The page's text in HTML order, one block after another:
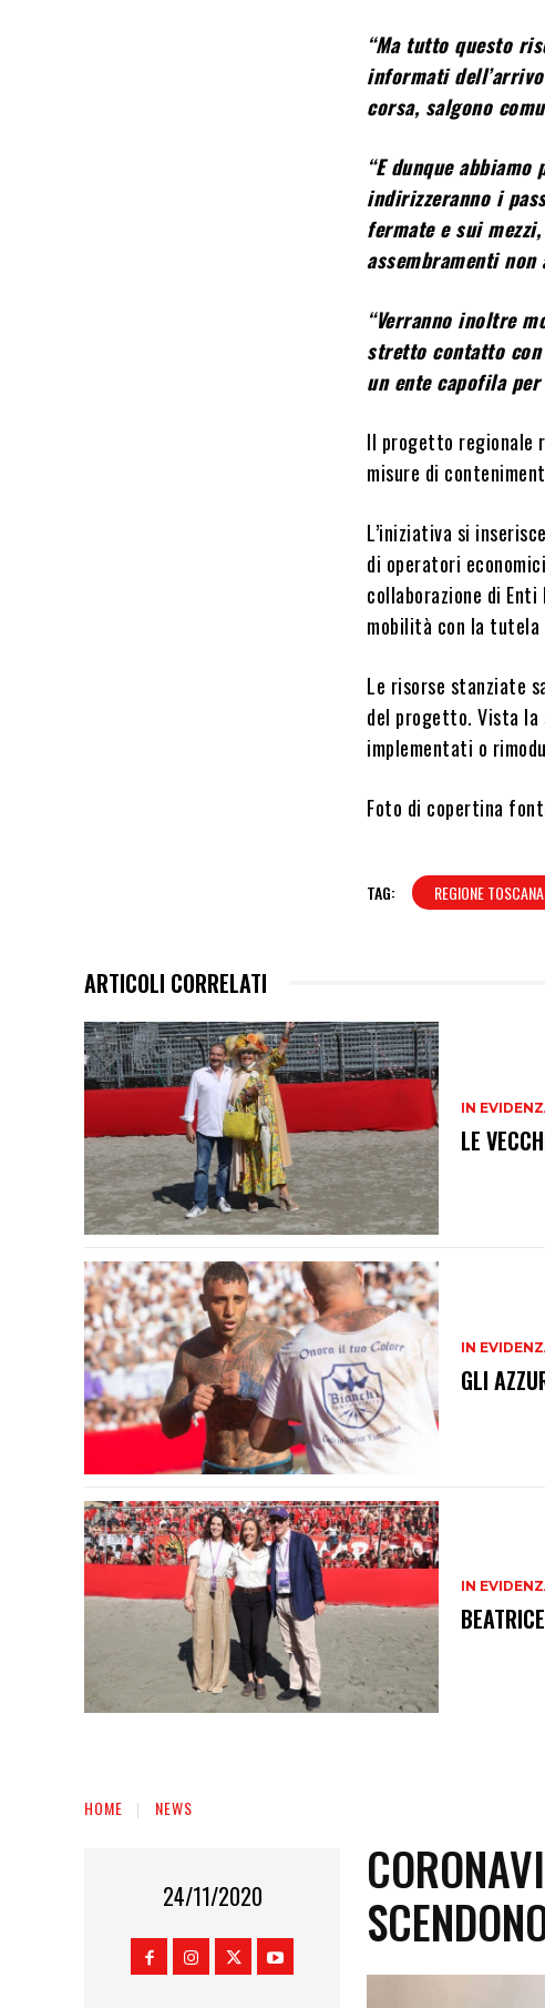
“Ma tutto questo
informati
corsa, salgono
“E dunque
indirizzeranno i
fermate e sui
assembramenti
“Verranno inoltre
stretto contatto
un ente capofila
Il progetto regionale
misure di
L’iniziativa si
di operatori
collaborazione di
mobilità con la
Le risorse stanziate
del progetto. Vista la
implementati o
Foto di copertina
TAG: REGIONE TOSCANA
ARTICOLI CORRELATI
IN
LE
IN
GLI
IN